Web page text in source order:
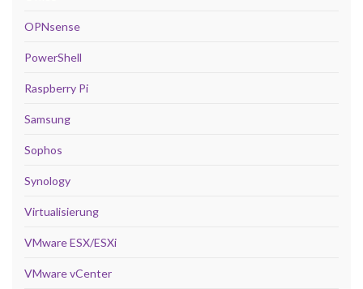
OPNsense
PowerShell
Raspberry Pi
Samsung
Sophos
Synology
Virtualisierung
VMware ESX/ESXi
VMware vCenter